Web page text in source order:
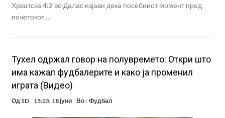
Хрватска 4:2 во Далас изјави дека посебниот момент пред
почетокот …
Тухел одржал говор на полувремето: Откри што
има кажал фудбалерите и како ја променил
играта (Видео)
Од SD 15:25, 18 јуни Во : Фудбал